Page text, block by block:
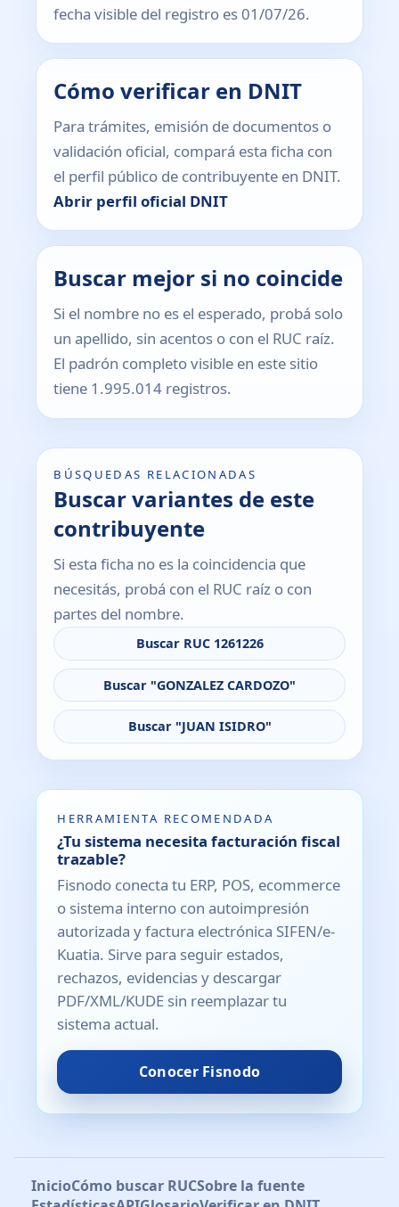
fecha visible del registro es 01/07/26.
Cómo verificar en DNIT
Para trámites, emisión de documentos o
validación oficial, compará esta ficha con
el perfil público de contribuyente en DNIT.
Abrir perfil oficial DNIT
Buscar mejor si no coincide
Si el nombre no es el esperado, probá solo
un apellido, sin acentos o con el RUC raíz.
El padrón completo visible en este sitio
tiene 1.995.014 registros.
BÚSQUEDAS RELACIONADAS
Buscar variantes de este
contribuyente
Si esta ficha no es la coincidencia que
necesitás, probá con el RUC raíz o con
partes del nombre.
Buscar RUC 1261226
Buscar "GONZALEZ CARDOZO"
Buscar "JUAN ISIDRO"
HERRAMIENTA RECOMENDADA
¿Tu sistema necesita facturación fiscal
trazable?
Fisnodo conecta tu ERP, POS, ecommerce
o sistema interno con autoimpresión
autorizada y factura electrónica SIFEN/e-
Kuatia. Sirve para seguir estados,
rechazos, evidencias y descargar
PDF/XML/KUDE sin reemplazar tu
sistema actual.
Conocer Fisnodo
InicioCómo buscar RUCSobre la fuente